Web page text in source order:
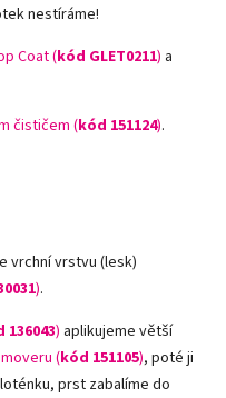
nestíráme!
Coat (kód GLET0211) a
čističem (kód 151124).
vrchní vrstvu (lesk)
).
136043) aplikujeme větší
(kód 151105), poté ji
prst zabalíme do